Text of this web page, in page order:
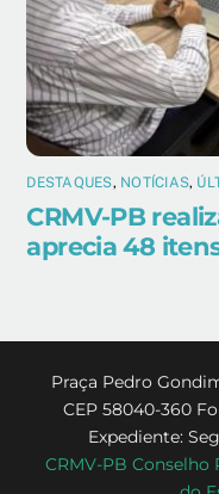
DESTAQUES, NOTÍCIAS,
CRMV-PB
aprecia 48
Praça Pedro
CEP 58040-360
Expediente:
CRMV-PB